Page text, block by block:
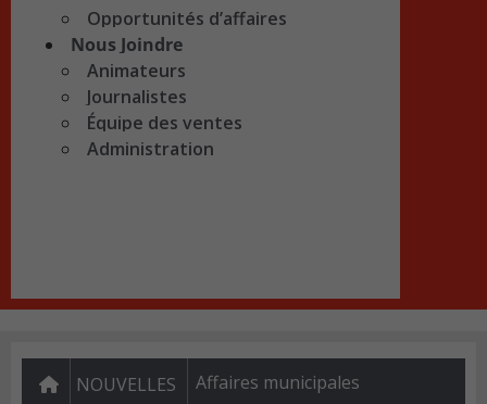
Opportunités d’affaires
Nous Joindre
Animateurs
Journalistes
Équipe des ventes
Administration
NOUVELLES Affaires municipales